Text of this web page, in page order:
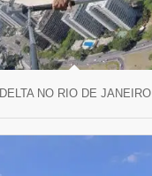
NO RIO DE JANEIRO